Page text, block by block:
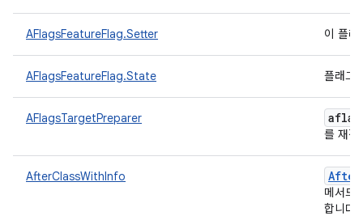
AFlagsFeatureFlag.Setter 이 플
AFlagsFeatureFlag.State 플래그
AFlagsTargetPreparer
를 재
AfterClassWithInfo After
메서드
합니다.